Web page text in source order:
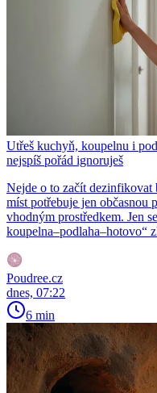
Utřeš kuchyň, koupelnu i
nejspíš pořád ignoruješ
Nejde o to začít dezinfikovat
míst potřebuje jen občasnou
vhodným prostředkem. Jen
koupelna–podlaha–hotovo“
Poudree.cz
dnes, 07:22
6 min